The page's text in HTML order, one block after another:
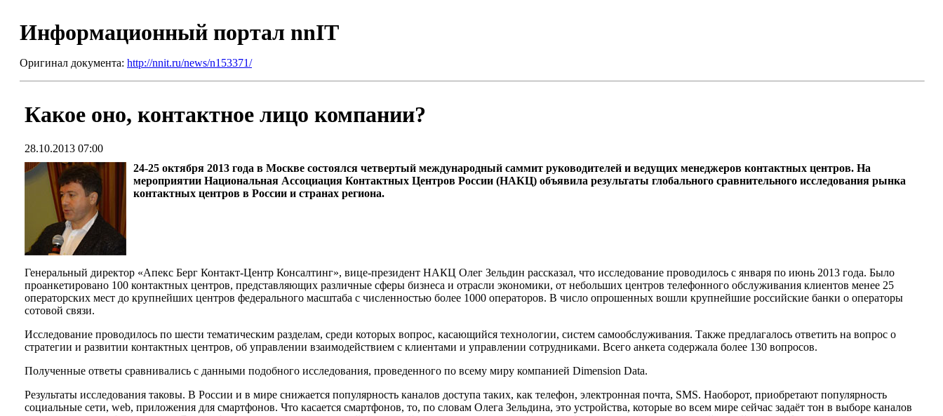
Информационный портал nnIT
Оригинал документа: http://nnit.ru/news/n153371/
Какое оно, контактное лицо компании?
28.10.2013 07:00
24-25 октября 2013 года в Москве состоялся четвертый международный саммит руководителей и ведущих менеджеров контактных центров. На
мероприятии Национальная Ассоциация Контактных Центров России (НАКЦ) объявила результаты глобального сравнительного исследования рынка
контактных центров в России и странах региона.
Генеральный директор «Апекс Берг Контакт-Центр Консалтинг», вице-президент НАКЦ Олег Зельдин рассказал, что исследование проводилось с января по июнь 2013 года. Было
проанкетировано 100 контактных центров, представляющих различные сферы бизнеса и отрасли экономики, от небольших центров телефонного обслуживания клиентов менее 25
операторских мест до крупнейших центров федерального масштаба с численностью более 1000 операторов. В число опрошенных вошли крупнейшие российские банки о операторы
сотовой связи.
Исследование проводилось по шести тематическим разделам, среди которых вопрос, касающийся технологии, систем самообслуживания. Также предлагалось ответить на вопрос о
стратегии и развитии контактных центров, об управлении взаимодействием с клиентами и управлении сотрудниками. Всего анкета содержала более 130 вопросов.
Полученные ответы сравнивались с данными подобного исследования, проведенного по всему миру компанией Dimension Data.
Результаты исследования таковы. В России и в мире снижается популярность каналов доступа таких, как телефон, электронная почта, SMS. Наоборот, приобретают популярность
социальные сети, web, приложения для смартфонов. Что касается смартфонов, то, по словам Олега Зельдина, это устройства, которые во всем мире сейчас задаёт тон в выборе каналов